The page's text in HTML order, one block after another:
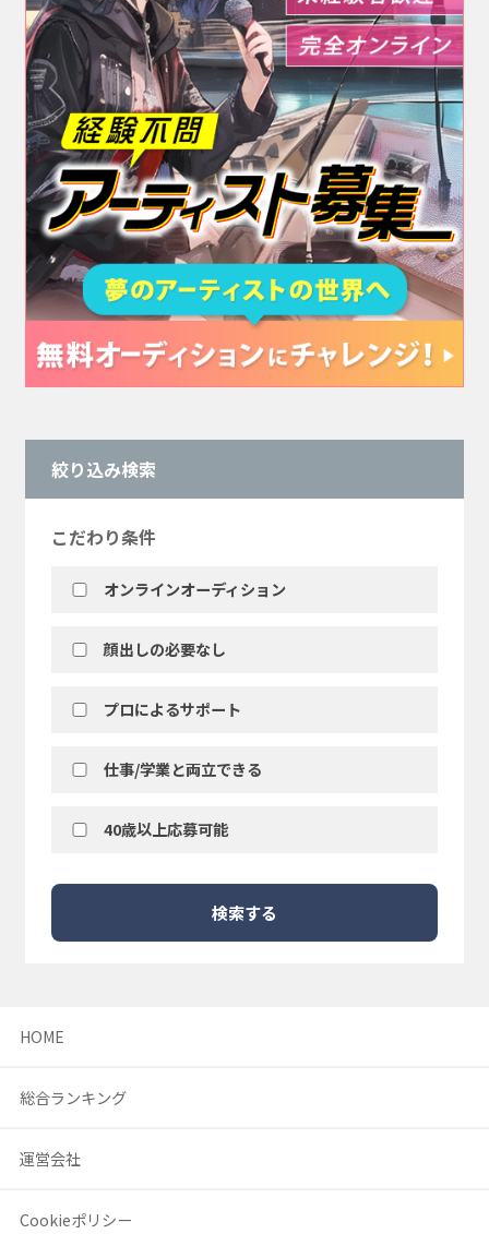
絞り込み検索
こだわり条件
オンラインオーディション
顔出しの必要なし
プロによるサポート
仕事/学業と両立できる
40歳以上応募可能
検索する
HOME
総合ランキング
運営会社
Cookieポリシー